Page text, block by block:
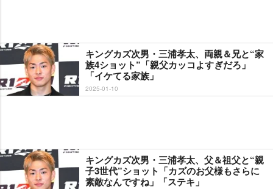
キングカズ次男・三浦孝太、両親＆兄と“家
族4ショット”「親父カッコよすぎだろ」
「イケてる家族」
2025-01-10
キングカズ次男・三浦孝太、父＆祖父と“親
子3世代”ショット「カズのお父様もさらに
素敵なんですね」「ステキ」